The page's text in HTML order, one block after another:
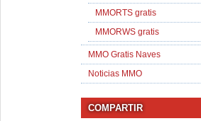
MMORTS gratis
MMORWS gratis
MMO Gratis Naves
Noticias MMO
COMPARTIR